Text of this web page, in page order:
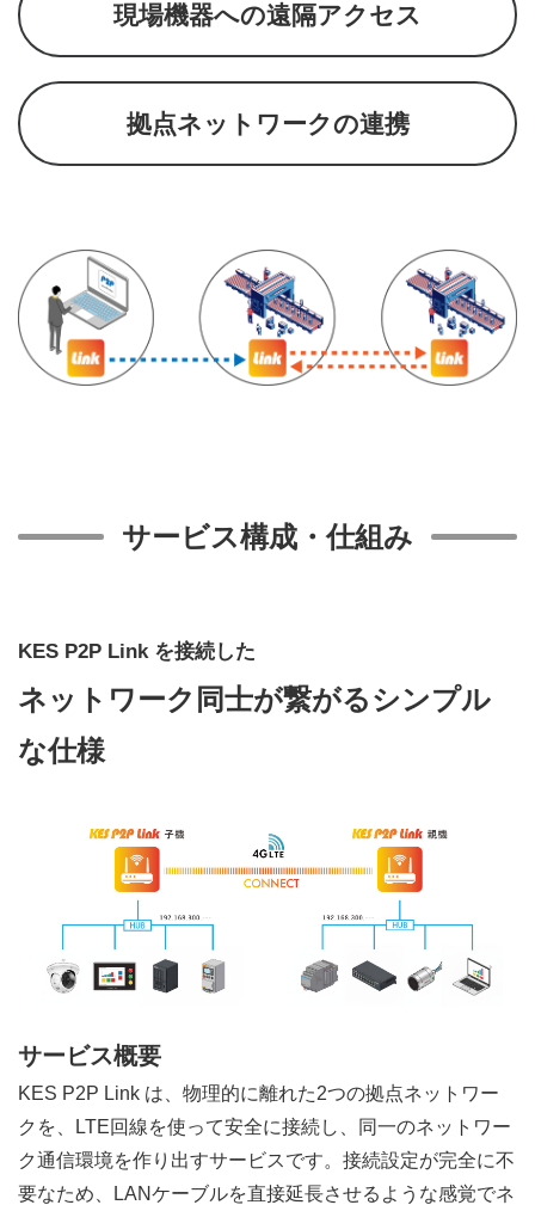
現場機器への遠隔アクセス
拠点ネットワークの連携
サービス構成・仕組み
KES P2P Link を接続した
ネットワーク同士が繋がるシンプル
な仕様
サービス概要
KES P2P Link は、物理的に離れた2つの拠点ネットワー
クを、LTE回線を使って安全に接続し、同一のネットワー
ク通信環境を作り出すサービスです。接続設定が完全に不
要なため、LANケーブルを直接延長させるような感覚でネ